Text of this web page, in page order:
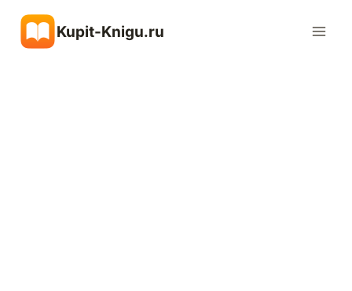
содержимому
Kupit-Knigu.ru